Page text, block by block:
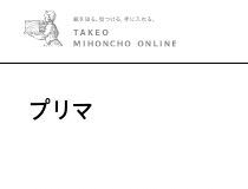
紙を検索
プリマ